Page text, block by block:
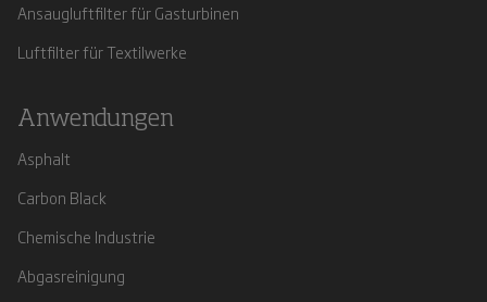
Ansaugluftfilter für Gasturbinen
Luftfilter für Textilwerke
Anwendungen
Asphalt
Carbon Black
Chemische Industrie
Abgasreinigung